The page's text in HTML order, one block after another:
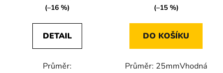
(–16 %)
DETAIL
Průměr:
(–15 %)
DO KOŠÍKU
Průměr: 25mmVhodná